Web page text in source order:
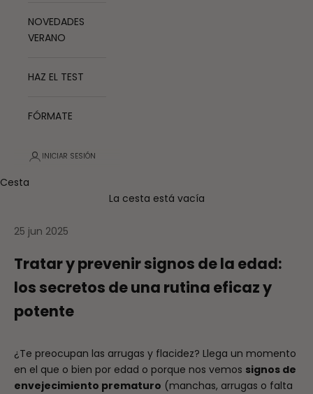
NOVEDADES
VERANO
HAZ EL TEST
FÓRMATE
INICIAR SESIÓN
Cesta
La cesta está vacía
25 jun 2025
Tratar y prevenir signos de la edad:
los secretos de una rutina eficaz y
potente
¿Te preocupan las arrugas y flacidez? Llega un momento
en el que o bien por edad o porque nos vemos signos de
envejecimiento prematuro (manchas, arrugas o falta